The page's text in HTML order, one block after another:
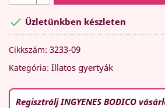
 Üzletünkben készleten
Cikkszám: 3233-09
Kategória: Illatos gyertyák
Regisztrálj INGYENES BODICO